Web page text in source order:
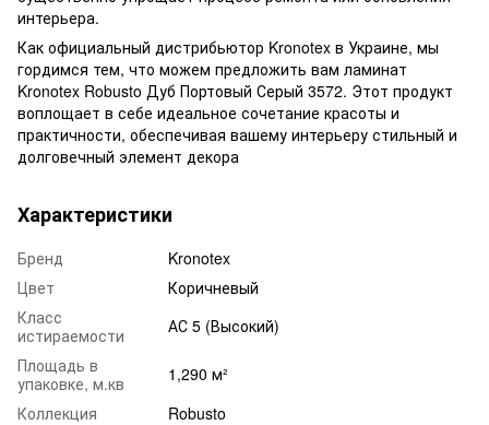
интерьера.
Как официальный дистрибьютор Kronotex в Украине, мы
гордимся тем, что можем предложить вам ламинат
Kronotex Robusto Дуб Портовый Серый 3572. Этот продукт
воплощает в себе идеальное сочетание красоты и
практичности, обеспечивая вашему интерьеру стильный и
долговечный элемент декора
Характеристики
Бренд
Kronotex
Цвет
Коричневый
Класс
истираемости
АС 5 (Высокий)
Площадь в
упаковке, м.кв
1,290 м²
Коллекция
Robusto